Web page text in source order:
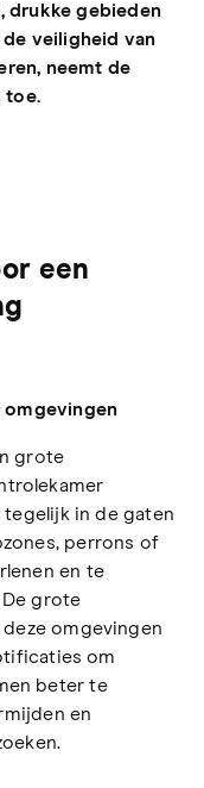
drukke gebieden
veiligheid van
neemt de
toe.
een
omgevingen
grote
in de gaten
perrons of
en te
grote
omgevingen
om
beter te
en